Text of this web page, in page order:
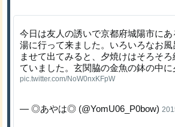
今日は友人の誘いで京都府城陽市に
湯に行って来ました。いろいろなお
ませて出てみると、夕焼けはそろそろ
ていました。玄関脇の金魚の鉢の中に
pic.twitter.com/NoW0nxKFpW
— ◎あやは◎ (@YomU06_P0bow)